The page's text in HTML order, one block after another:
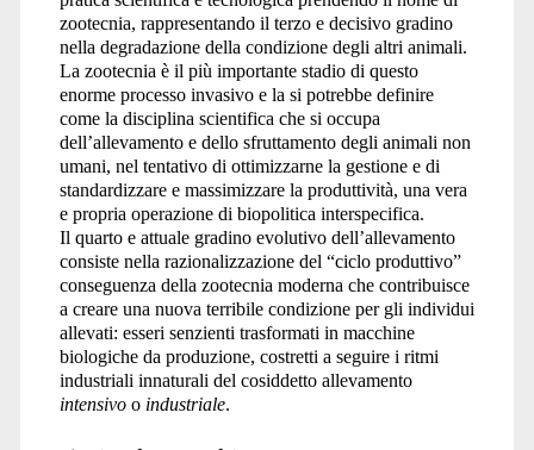
zootecnia, rappresentando il terzo e decisivo gradino
nella degradazione della condizione degli altri animali.
La zootecnia è il più importante stadio di questo
enorme processo invasivo e la si potrebbe definire
come la disciplina scientifica che si occupa
dell’allevamento e dello sfruttamento degli animali non
umani, nel tentativo di ottimizzarne la gestione e di
standardizzare e massimizzare la produttività, una vera
e propria operazione di biopolitica interspecifica.
Il quarto e attuale gradino evolutivo dell’allevamento
consiste nella razionalizzazione del “ciclo produttivo”
conseguenza della zootecnia moderna che contribuisce
a creare una nuova terribile condizione per gli individui
allevati: esseri senzienti trasformati in macchine
biologiche da produzione, costretti a seguire i ritmi
industriali innaturali del cosiddetto allevamento
intensivoo industriale.